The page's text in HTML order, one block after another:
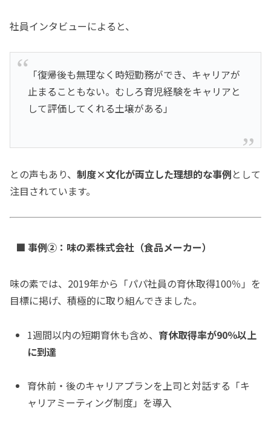
社員インタビューによると、
「復帰後も無理なく時短勤務ができ、キャリアが
止まることもない。むしろ育児経験をキャリアと
して評価してくれる土壌がある」
との声もあり、 制度×文化が両立した理想的な事例として
注目されています。
■ 事例②：味の素株式会社（食品メーカー）
味の素では、2019年から「パパ社員の育休取得100％」を
目標に掲げ、積極的に取り組んできました。
1週間以内の短期育休も含め、育休取得率が90％以上
に到達
育休前・後のキャリアプランを上司と対話する「キ
ャリアミーティング制度」を導入